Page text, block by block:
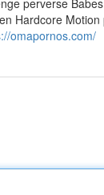
perverse
Hardcore
omapornos.com/